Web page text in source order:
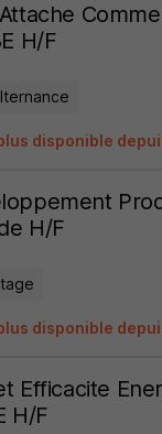
H/F
disponible
H/F
disponible
Efficacite
H/F